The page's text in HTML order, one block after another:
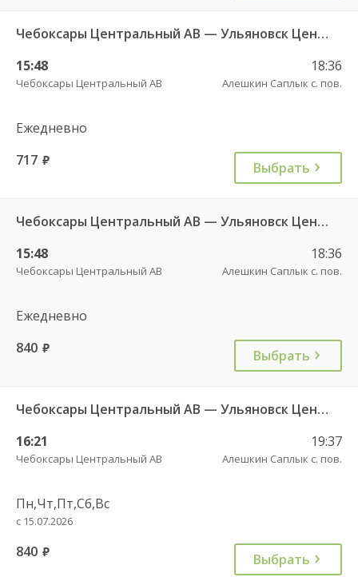
Чебоксары Центральный АВ — Ульяновск Центральный АВ 8164
15:48
Чебоксары Центральный АВ
18:36
Алешкин Саплык с. пов.
Ежедневно
717 руб. Выбрать
Чебоксары Центральный АВ — Ульяновск Центральный АВ 8164
15:48
Чебоксары Центральный АВ
18:36
Алешкин Саплык с. пов.
Ежедневно
840 руб. Выбрать
Чебоксары Центральный АВ — Ульяновск Центральный АВ 3344
16:21
Чебоксары Центральный АВ
19:37
Алешкин Саплык с. пов.
Пн,Чт,Пт,Сб,Вс
с 15.07.2026
840 руб. Выбрать